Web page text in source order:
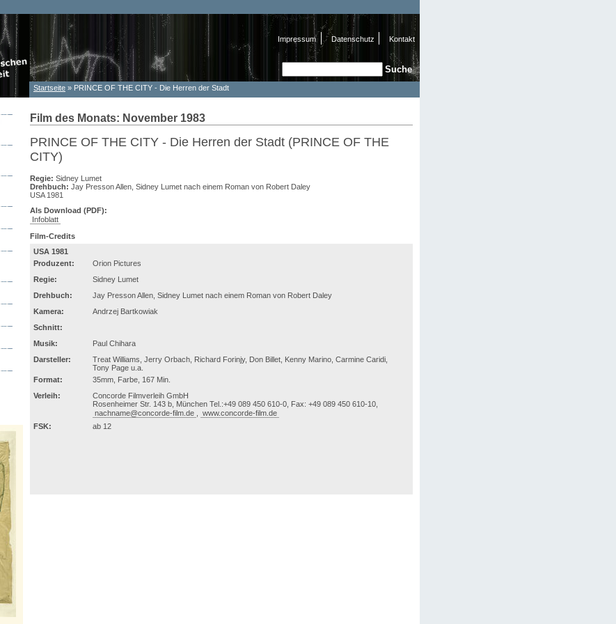
Impressum Datenschutz Kontakt
Suchformular
Sie sind hier
Startseite » PRINCE OF THE CITY - Die Herren der Stadt
Film des Monats: November 1983
PRINCE OF THE CITY - Die Herren der Stadt (PRINCE OF THE
CITY)
Regie: Sidney Lumet
Drehbuch: Jay Presson Allen, Sidney Lumet nach einem Roman von Robert Daley
USA 1981
Als Download (PDF):
Infoblatt
Film-Credits
USA 1981
Produzent:
Orion Pictures
Regie:
Sidney Lumet
Drehbuch:
Jay Presson Allen, Sidney Lumet nach einem Roman von Robert Daley
Kamera:
Andrzej Bartkowiak
Schnitt:
Musik:
Paul Chihara
Darsteller:
Treat Williams, Jerry Orbach, Richard Forinjy, Don Billet, Kenny Marino, Carmine Caridi,
Tony Page u.a.
Format:
35mm, Farbe, 167 Min.
Verleih:
Concorde Filmverleih GmbH
Rosenheimer Str. 143 b, München Tel.:+49 089 450 610-0, Fax: +49 089 450 610-10,
nachname@concorde-film.de
www.concorde-film.de
FSK:
ab 12